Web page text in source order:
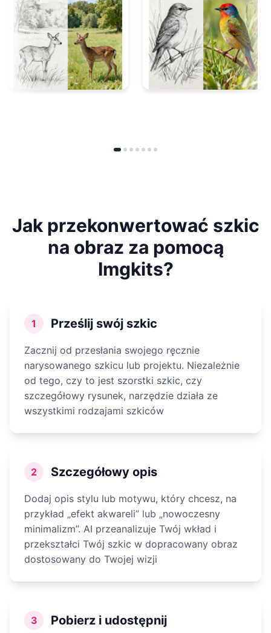
Jak przekonwertować szkic
na obraz za pomocą
Imgkits?
1 Prześlij swój szkic
Zacznij od przesłania swojego ręcznie
narysowanego szkicu lub projektu. Niezależnie
od tego, czy to jest szorstki szkic, czy
szczegółowy rysunek, narzędzie działa ze
wszystkimi rodzajami szkiców
2 Szczegółowy opis
Dodaj opis stylu lub motywu, który chcesz, na
przykład „efekt akwareli” lub „nowoczesny
minimalizm”. AI przeanalizuje Twój wkład i
przekształci Twój szkic w dopracowany obraz
dostosowany do Twojej wizji
3 Pobierz i udostępnij